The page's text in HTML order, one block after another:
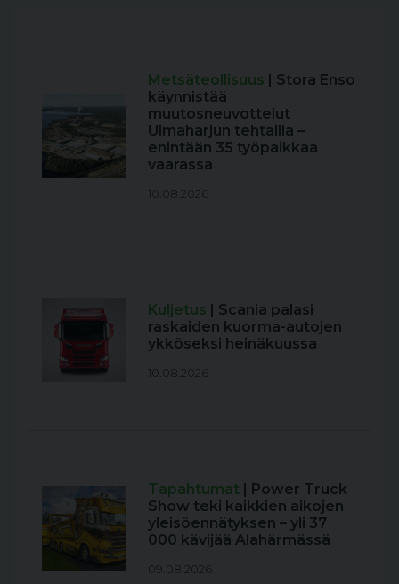
Metsäteollisuus | Stora Enso
käynnistää
muutosneuvottelut
Uimaharjun tehtailla –
enintään 35 työpaikkaa
vaarassa
10.08.2026
Kuljetus | Scania palasi
raskaiden kuorma-autojen
ykköseksi heinäkuussa
10.08.2026
Tapahtumat | Power Truck
Show teki kaikkien aikojen
yleisöennätyksen – yli 37
000 kävijää Alahärmässä
09.08.2026